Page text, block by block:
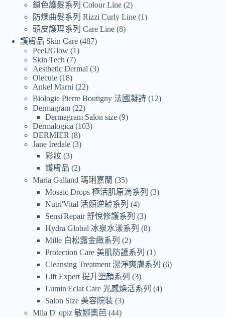
鎖色護髮系列 Colour Line 2
防燥曲髮系列 Rizzi Curly Line 1
頭皮護理系列 Care Line 8
護膚品 Skin Care 487
Peel2Glow 1
Skin Tech
7
Aesthetic Dermal 3
Olecule 18
Ankel Marni
22
Biologie Pierre Boutigny 法國凝詩 12
Dermagram 22
Dermagram Salon size 9
Dermalogica
103
DERMIER
8
Jane Iredale 3
彩妝 3
護膚品
2
Maria Galland 瑪琍嘉蘭 35
Mosaic Drops 極活肌原滴系列
3
Nutri'Vital 活顏逆齡系列
4
Sensi'Repair 舒悅修護系列
3
Hydra Global 冰泉水漾系列
8
Mille 白松露金緻系列
2
Protection Care 美肌防護系列
1
Cleansing Treatment 潔淨爽膚系列
6
Lift Expert 提升塑顏系列
3
Lumin'Eclat Care 光感煥活系列
4
Salon Size 美容院裝 3
Mila D' opiz 敏娜奧芭 44